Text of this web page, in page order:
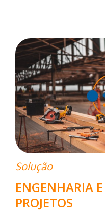
Solução
ENGENHARIA
PROJETOS